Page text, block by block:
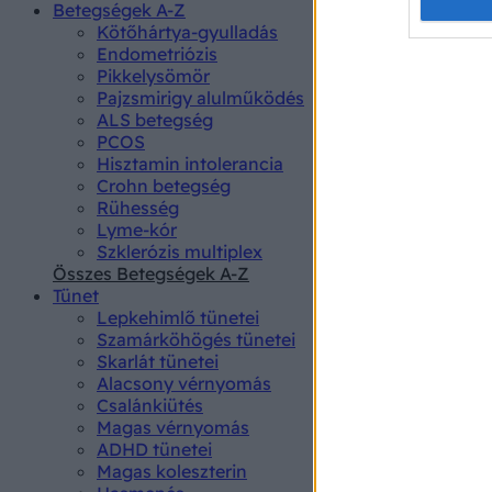
Betegségek A-Z
Kötőhártya-gyulladás
Endometriózis
Pikkelysömör
Pajzsmirigy alulműködés
ALS betegség
PCOS
Hisztamin intolerancia
Crohn betegség
Rühesség
Lyme-kór
Szklerózis multiplex
Összes Betegségek A-Z
Tünet
Lepkehimlő tünetei
Szamárköhögés tünetei
Skarlát tünetei
Alacsony vérnyomás
Csalánkiütés
Magas vérnyomás
ADHD tünetei
Magas koleszterin